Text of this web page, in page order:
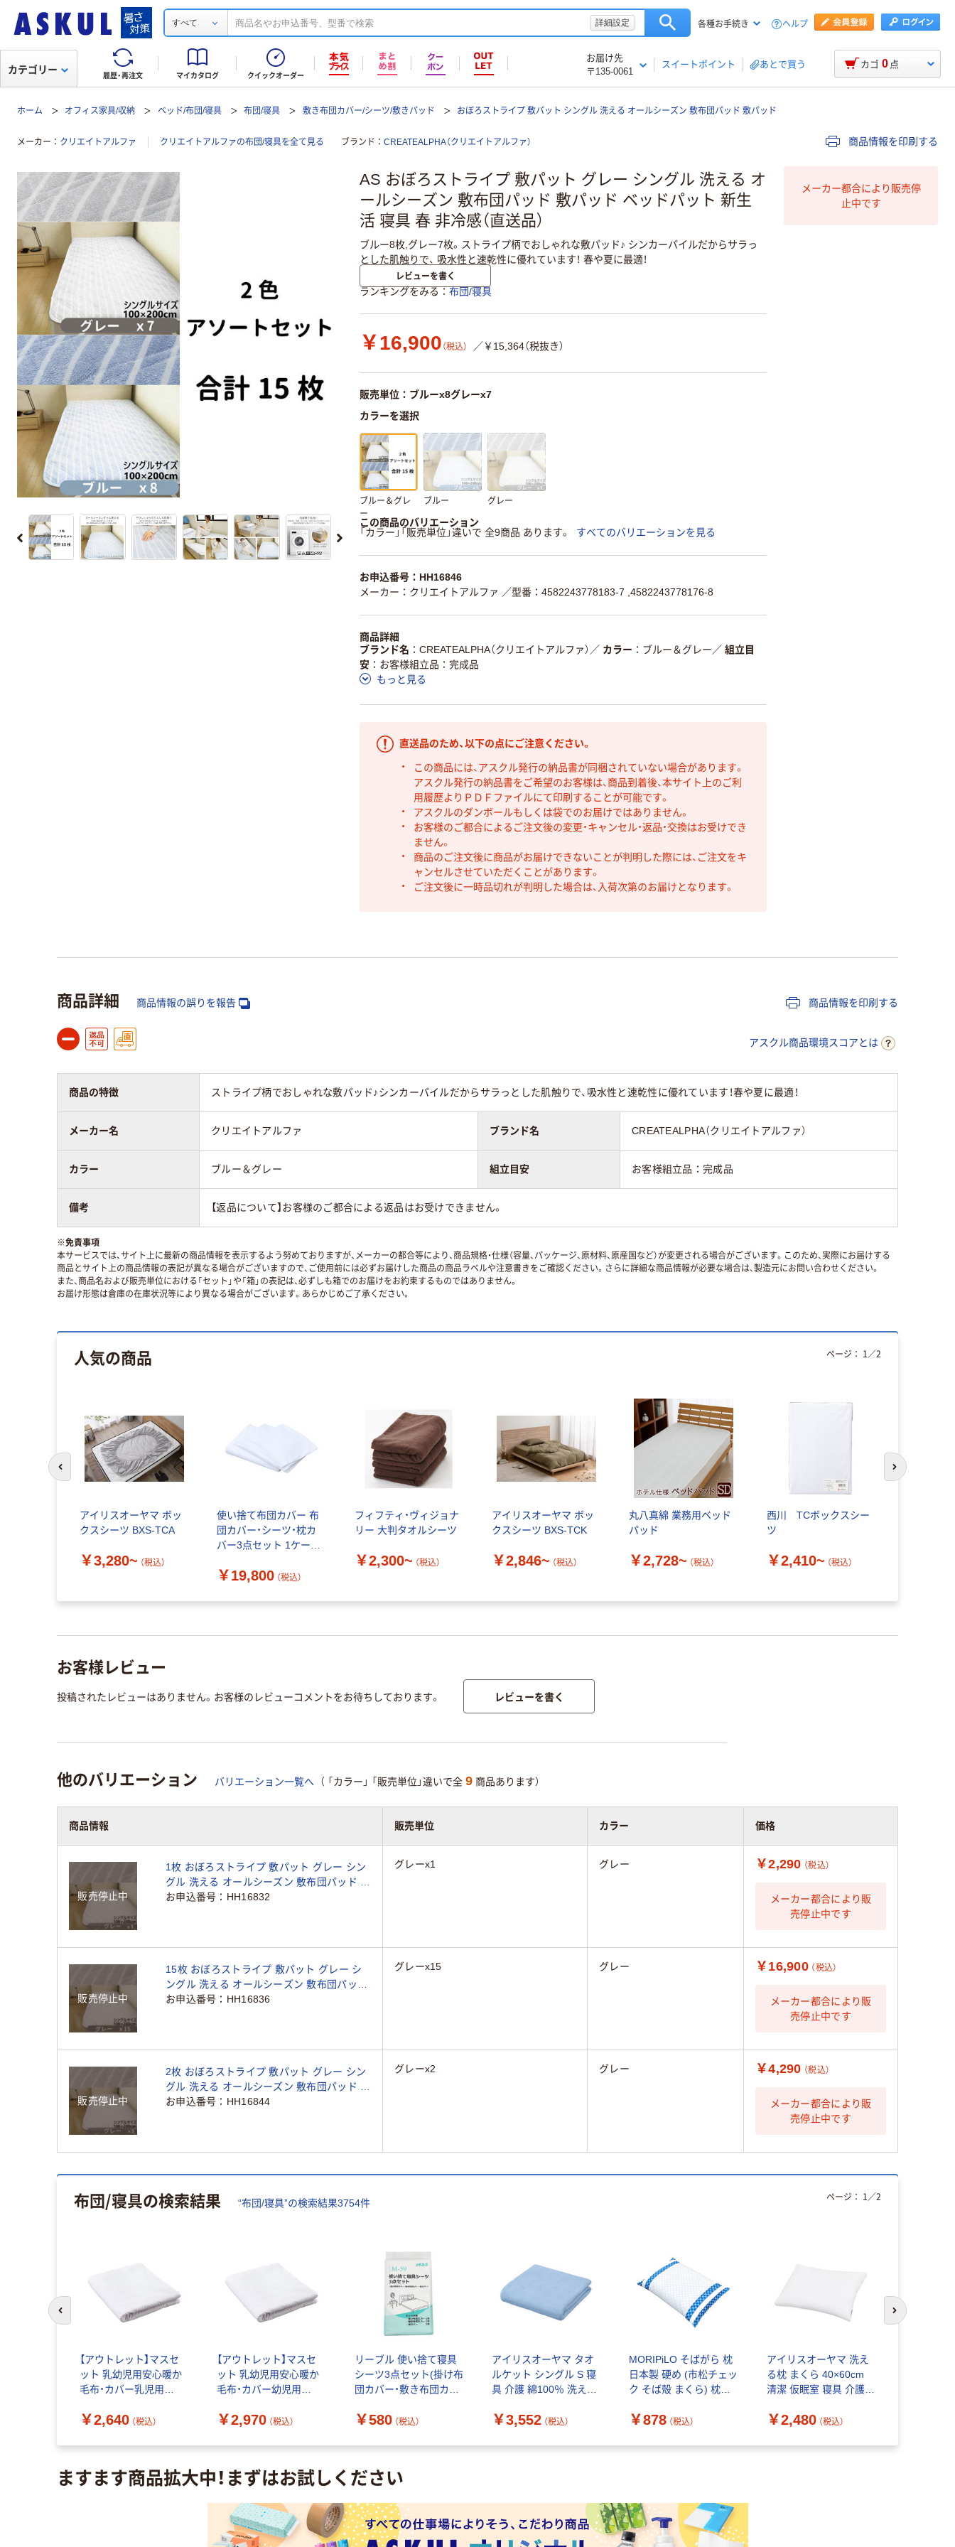
すべて 詳細設定 各種お手続き ヘルプ
履歴・再注文 マイカタログ クイックオーダー
お届け先
〒135-0061
スイートポイント あとで買う
カテゴリー カゴ 0 点
ホーム オフィス家具/収納 ベッド/布団/寝具 布団/寝具 敷き布団カバー/シーツ/敷きパッド おぼろストライプ 敷パット シングル 洗える オールシーズン 敷布団パッド 敷パッド
メーカー クリエイトアルファ クリエイトアルファの布団/寝具を全て見る ブランド CREATEALPHA（クリエイトアルファ） 商品情報を印刷する
AS おぼろストライプ 敷パット グレー シングル 洗える オ
ールシーズン 敷布団パッド 敷パッド ベッドパット 新生
活 寝具 春 非冷感（直送品）
ブルー8枚,グレー7枚。ストライプ柄でおしゃれな敷パッド♪ シンカーパイルだからサラっ
とした肌触りで、 吸水性と速乾性に優れています！ 春や夏に最適！
レビューを書く
ランキングをみる 布団/寝具
￥16,900 （税込） ／￥15,364（税抜き）
販売単位：ブルーx8グレーx7
カラーを選択
ブルー＆グレ
ー
ブルー グレー
この商品のバリエーション
「カラー」「販売単位」違いで 全9商品 あります。
すべてのバリエーションを見る
お申込番号：HH16846
メーカー：クリエイトアルファ ／型番：4582243778183-7 ,4582243778176-8
商品詳細
ブランド名
CREATEALPHA（クリエイトアルファ） ／ カラー ブルー＆グレー ／ 組立目
安
お客様組立品：完成品
もっと見る
直送品のため、以下の点にご注意ください。
この商品には、アスクル発行の納品書が同梱されていない場合があります。
アスクル発行の納品書をご希望のお客様は、商品到着後、本サイト上のご利
用履歴よりＰＤＦファイルにて印刷することが可能です。
アスクルのダンボールもしくは袋でのお届けではありません。
お客様のご都合によるご注文後の変更・キャンセル・返品・交換はお受けでき
ません。
商品のご注文後に商品がお届けできないことが判明した際には、ご注文をキ
ャンセルさせていただくことがあります。
ご注文後に一時品切れが判明した場合は、入荷次第のお届けとなります。
メーカー都合により販売停
止中です
商品詳細 商品情報の誤りを報告 商品情報を印刷する
アスクル商品環境スコアとは
商品の特徴 ストライプ柄でおしゃれな敷パッド♪シンカーパイルだからサラっとした肌触りで、吸水性と速乾性に優れています！春や夏に最適！
メーカー名 クリエイトアルファ ブランド名 CREATEALPHA（クリエイトアルファ）
カラー ブルー＆グレー 組立目安 お客様組立品：完成品
備考 【返品について】お客様のご都合による返品はお受けできません。
※免責事項
本サービスでは、サイト上に最新の商品情報を表示するよう努めておりますが、メーカーの都合等により、商品規格・仕様（容量、パッケージ、原材料、原産国など）が変更される場合がございます。このため、実際にお届けする
商品とサイト上の商品情報の表記が異なる場合がございますので、ご使用前には必ずお届けした商品の商品ラベルや注意書きをご確認ください。さらに詳細な商品情報が必要な場合は、製造元にお問い合わせください。
また、商品名および販売単位における「セット」や「箱」の表記は、必ずしも箱でのお届けをお約束するものではありません。
お届け形態は倉庫の在庫状況等により異なる場合がございます。あらかじめご了承ください。
人気の商品
アイリスオーヤマ ボッ
クスシーツ BXS-TCA
￥3,280~ （税込）
使い捨て布団カバー 布
団カバー・シーツ・枕カ
バー3点セット 1ケース
ーセット 不織布素材 ホ
￥19,800 （税込）
フィフティ・ヴィジョナ
リー 大判タオルシーツ
￥2,300~ （税込）
アイリスオーヤマ ボッ
クスシーツ BXS-TCK
￥2,846~ （税込）
丸八真綿 業務用ベッド
パッド
￥2,728~ （税込）
西川 TCボックスシー
ツ
￥2,410~ （税込）
ページ： 1 ／2
前のスライドへ 次のスライド
お客様レビュー
投稿されたレビューはありません。お客様のレビューコメントをお待ちしております。 レビューを書く
他のバリエーション バリエーション一覧へ （ 「カラー」 「販売単位」違いで全 9 商品あります）
商品情報 販売単位 カラー 価格
販売停止中
1枚 おぼろストライプ 敷パット グレー シン
グル 洗える オールシーズン 敷布団パッド 敷
パッド ベッドパット 新生活 寝具 春 非冷感
お申込番号 HH16832
グレーx1 グレー ￥2,290 （税込）
メーカー都合により販
売停止中です
販売停止中
15枚 おぼろストライプ 敷パット グレー シ
ングル 洗える オールシーズン 敷布団パッド
敷パッド ベッドパット 新生活 寝具 春 非冷
お申込番号 HH16836
グレーx15 グレー ￥16,900 （税込）
メーカー都合により販
売停止中です
販売停止中
2枚 おぼろストライプ 敷パット グレー シン
グル 洗える オールシーズン 敷布団パッド 敷
パッド ベッドパット 新生活 寝具 春 非冷感
お申込番号 HH16844
グレーx2 グレー ￥4,290 （税込）
メーカー都合により販
売停止中です
布団/寝具の検索結果 “布団/寝具”の検索結果3754件
【アウトレット】マスセ
ット 乳幼児用安心暖か
毛布・カバー乳児用
￥2,640 （税込）
【アウトレット】マスセ
ット 乳幼児用安心暖か
毛布・カバー幼児用
￥2,970 （税込）
リーブル 使い捨て寝具
シーツ3点セット(掛け布
団カバー・敷き布団カバ
ット
￥580 （税込）
アイリスオーヤマ タオ
ルケット シングル S 寝
具 介護 綿100％ 洗える
タオルケット KTTRE-
￥3,552 （税込）
MORIPiLO そばがら 枕
日本製 硬め (市松チェッ
ク そば殻 まくら) 枕カ
30x42cm
￥878 （税込）
アイリスオーヤマ 洗え
る枕 まくら 40×60cm
清潔 仮眠室 寝具 介護
ウォッシャブルまくら
￥2,480 （税込）
ページ： 1 ／2
前のスライドへ 次のスライド
ますます商品拡大中！まずはお試しください